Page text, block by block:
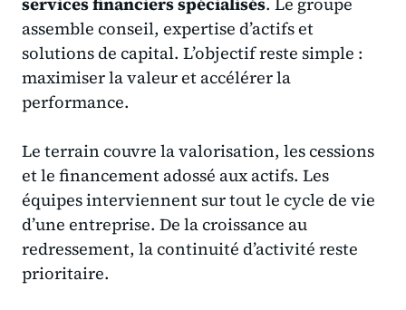
assemble conseil, expertise d’actifs et
solutions de capital. L’objectif reste simple :
maximiser la valeur et accélérer la
performance.
Le terrain couvre la valorisation, les cessions
et le financement adossé aux actifs. Les
équipes interviennent sur tout le cycle de vie
d’une entreprise. De la croissance au
redressement, la continuité d’activité reste
prioritaire.